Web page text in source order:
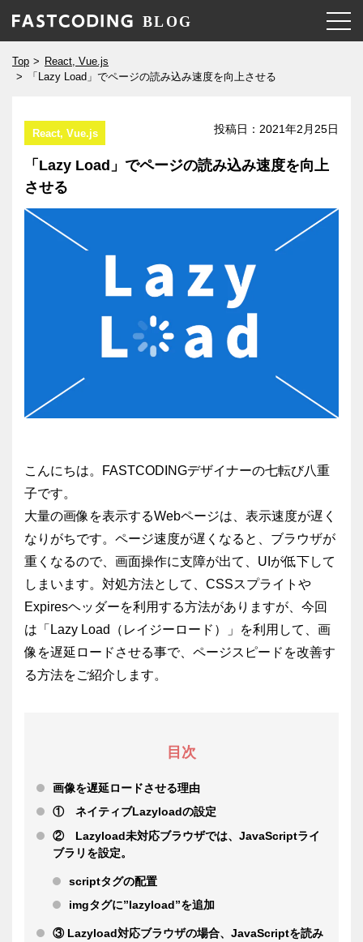
Top
React, Vue.js
「Lazy Load」でページの読み込み速度を向上させる
React, Vue.js 投稿日： 2021年2月25日
「Lazy Load」でページの読み込み速度を向上
させる
こんにちは。FASTCODINGデザイナーの七転び八重
子です。
大量の画像を表示するWebページは、表示速度が遅く
なりがちです。ページ速度が遅くなると、ブラウザが
重くなるので、画面操作に支障が出て、UIが低下して
しまいます。対処方法として、CSSスプライトや
Expiresヘッダーを利用する方法がありますが、今回
は「Lazy Load（レイジーロード）」を利用して、画
像を遅延ロードさせる事で、ページスピードを改善す
る方法をご紹介します。
目次
画像を遅延ロードさせる理由
① ネイティブLazyloadの設定
② Lazyload未対応ブラウザでは、JavaScriptライ
ブラリを設定。
scriptタグの配置
imgタグに”lazyload”を追加
③ Lazyload対応ブラウザの場合、JavaScriptを読み